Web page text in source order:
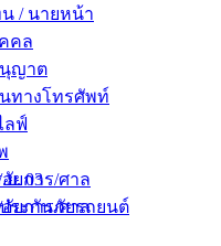
/ นายหน้า
ญาต
ทางโทรศัพท์
ลฟ์
คล
ยการ/ศาล
. 03
ยการ/ศาล
ระกันภัยรถยนต์